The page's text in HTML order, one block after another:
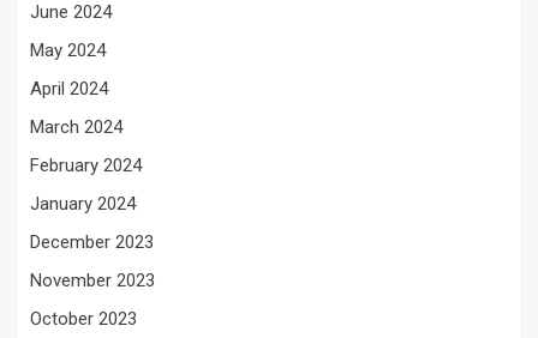
June 2024
May 2024
April 2024
March 2024
February 2024
January 2024
December 2023
November 2023
October 2023